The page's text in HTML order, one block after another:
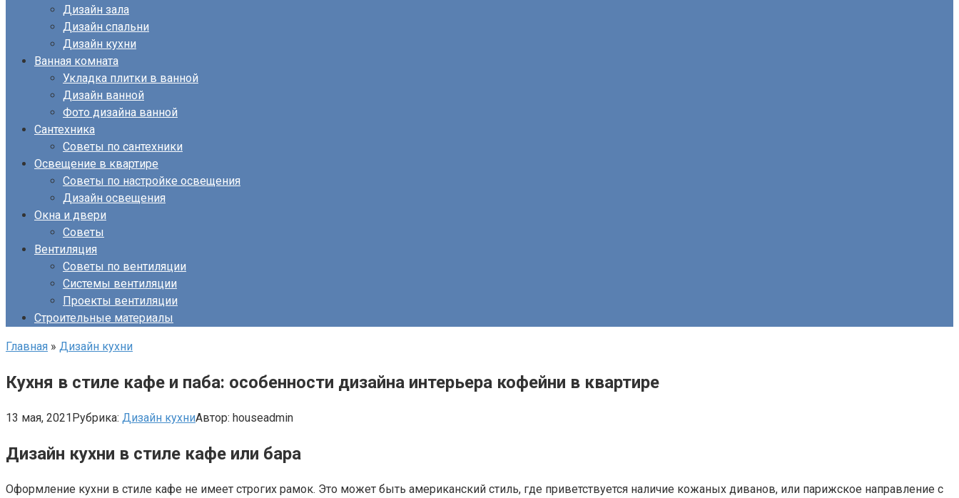
Дизайн зала
Дизайн спальни
Дизайн кухни
Ванная комната
Укладка плитки в ванной
Дизайн ванной
Фото дизайна ванной
Сантехника
Советы по сантехники
Освещение в квартире
Советы по настройке освещения
Дизайн освещения
Окна и двери
Советы
Вентиляция
Советы по вентиляции
Системы вентиляции
Проекты вентиляции
Строительные материалы
Главная » Дизайн кухни
Кухня в стиле кафе и паба: особенности дизайна интерьера кофейни в квартире
13 мая, 2021Рубрика: Дизайн кухниАвтор: houseadmin
Дизайн кухни в стиле кафе или бара
Оформление кухни в стиле кафе не имеет строгих рамок. Это может быть американский стиль, где приветствуется наличие кожаных диванов, или парижское направление с